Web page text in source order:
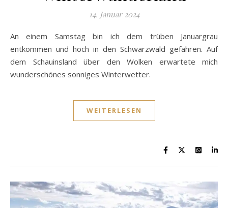
14. Januar 2024
An einem Samstag bin ich dem trüben Januargrau
entkommen und hoch in den Schwarzwald gefahren. Auf
dem Schauinsland über den Wolken erwartete mich
wunderschönes sonniges Winterwetter.
WEITERLESEN